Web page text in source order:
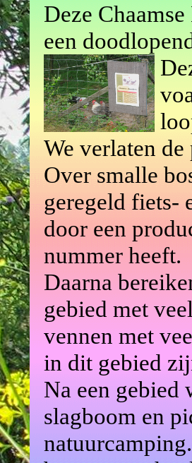
Deze
een
We verlaten
Over smalle
geregeld fiets-
door een
nummer heeft.
Daarna
gebied met
vennen met
in dit gebied
Na een gebied
slagboom en